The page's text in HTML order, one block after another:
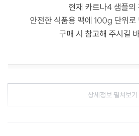
상세정보 펼쳐보기